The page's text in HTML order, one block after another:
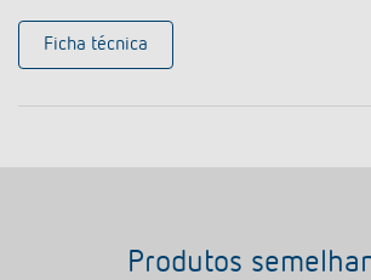
Ficha técnica
Produtos